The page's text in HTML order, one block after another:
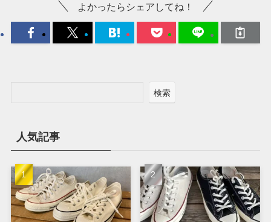
よかったらシェアしてね！
検索
人気記事